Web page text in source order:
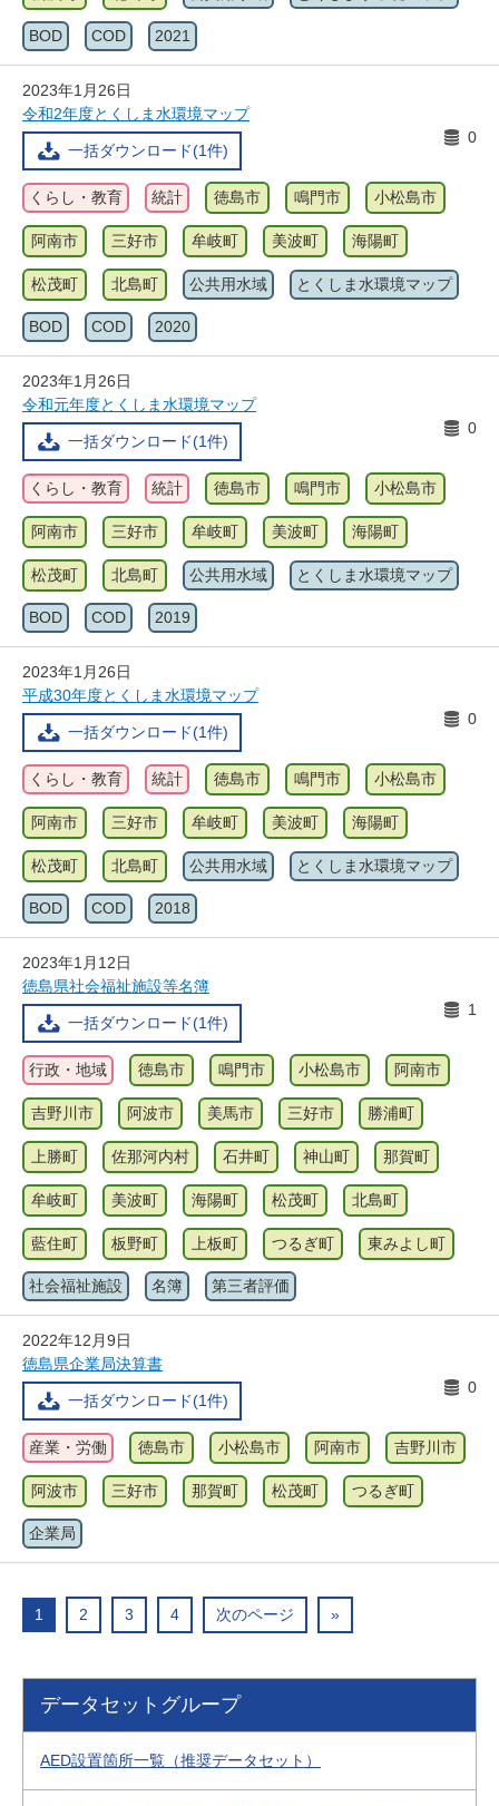
BOD COD 2021
2023年1月26日
令和2年度とくしま水環境マップ
一括ダウンロード(1件)
0
くらし・教育 統計 徳島市 鳴門市 小松島市
阿南市 三好市 牟岐町 美波町 海陽町
松茂町 北島町 公共用水域 とくしま水環境マップ
BOD COD 2020
2023年1月26日
令和元年度とくしま水環境マップ
一括ダウンロード(1件)
0
くらし・教育 統計 徳島市 鳴門市 小松島市
阿南市 三好市 牟岐町 美波町 海陽町
松茂町 北島町 公共用水域 とくしま水環境マップ
BOD COD 2019
2023年1月26日
平成30年度とくしま水環境マップ
一括ダウンロード(1件)
0
くらし・教育 統計 徳島市 鳴門市 小松島市
阿南市 三好市 牟岐町 美波町 海陽町
松茂町 北島町 公共用水域 とくしま水環境マップ
BOD COD 2018
2023年1月12日
徳島県社会福祉施設等名簿
一括ダウンロード(1件)
1
行政・地域 徳島市 鳴門市 小松島市 阿南市
吉野川市 阿波市 美馬市 三好市 勝浦町
上勝町 佐那河内村 石井町 神山町 那賀町
牟岐町 美波町 海陽町 松茂町 北島町
藍住町 板野町 上板町 つるぎ町 東みよし町
社会福祉施設 名簿 第三者評価
2022年12月9日
徳島県企業局決算書
一括ダウンロード(1件)
0
産業・労働 徳島市 小松島市 阿南市 吉野川市
阿波市 三好市 那賀町 松茂町 つるぎ町
企業局
1 2 3 4 次のページ »
データセットグループ
AED設置箇所一覧（推奨データセット）